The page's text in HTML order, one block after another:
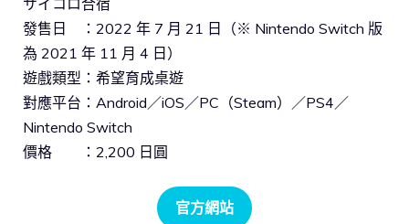
發售日 ：2022 年 7 月 21 日（※ Nintendo Switch 版
為 2021 年 11 月 4 日）
遊戲類型：希望育成桌遊
對應平台：Android／iOS／PC（Steam）／PS4／
Nintendo Switch
價格 ：2,200 日圓
官方網站